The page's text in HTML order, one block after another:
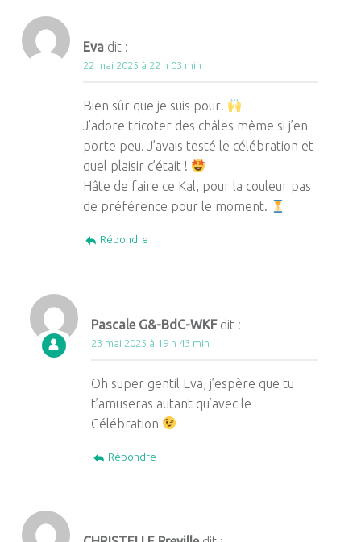
Eva dit :
22 mai 2025 à 22 h 03 min
Bien sûr que je suis pour!
J’adore tricoter des châles même si j’en
porte peu. J’avais testé le célébration et
quel plaisir c’était !
Hâte de faire ce Kal, pour la couleur pas
de préférence pour le moment.
Répondre
Pascale G&-BdC-WKF dit :
23 mai 2025 à 19 h 43 min
Oh super gentil Eva, j’espère que tu
t’amuseras autant qu’avec le
Célébration
Répondre